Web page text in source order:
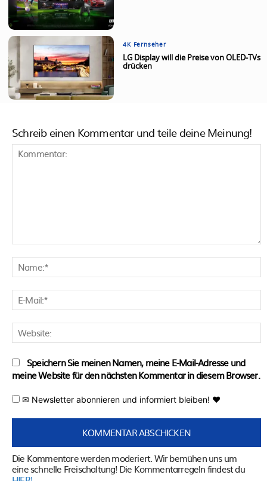
4K Fernseher
LG Display will die Preise von OLED-TVs
drücken
Schreib einen Kommentar und teile deine Meinung!
Speichern Sie meinen Namen, meine E-Mail-Adresse und
meine Website für den nächsten Kommentar in diesem Browser.
✉ Newsletter abonnieren und informiert bleiben! ♥
Die Kommentare werden moderiert. Wir bemühen uns um
eine schnelle Freischaltung! Die Kommentarregeln findest du